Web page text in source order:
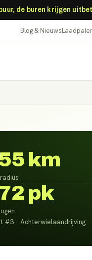
de buren krijgen
Blog & Nieuws
km
pk
#3 · Achterwielaandrijving